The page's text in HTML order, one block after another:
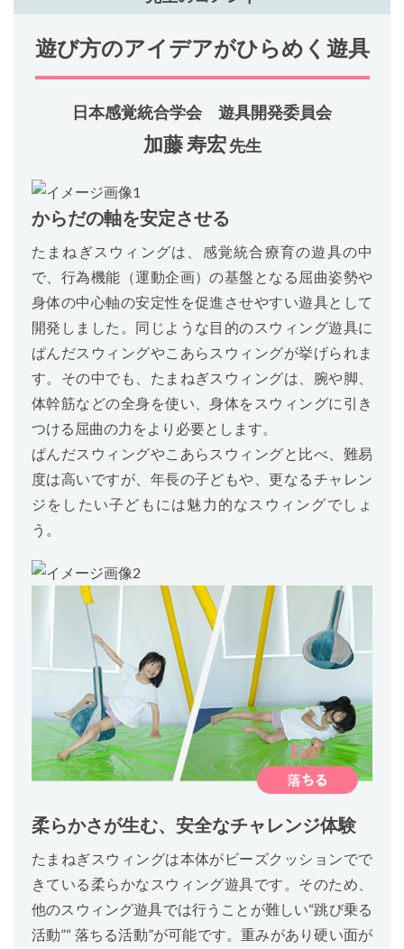
遊び方のアイデアがひらめく遊具
日本感覚統合学会 遊具開発委員会
加藤 寿宏先生
からだの軸を安定させる
たまねぎスウィングは、感覚統合療育の遊具の中
で、行為機能（運動企画）の基盤となる屈曲姿勢や
身体の中心軸の安定性を促進させやすい遊具として
開発しました。同じような目的のスウィング遊具に
ぱんだスウィングやこあらスウィングが挙げられま
す。その中でも、たまねぎスウィングは、腕や脚、
体幹筋などの全身を使い、身体をスウィングに引き
つける屈曲の力をより必要とします。
ぱんだスウィングやこあらスウィングと比べ、難易
度は高いですが、年長の子どもや、更なるチャレン
ジをしたい子どもには魅力的なスウィングでしょ
う。
柔らかさが生む、安全なチャレンジ体験
たまねぎスウィングは本体がビーズクッションでで
きている柔らかなスウィング遊具です。そのため、
他のスウィング遊具では行うことが難しい“跳び乗る
活動”“ 落ちる活動”が可能です。重みがあり硬い面が